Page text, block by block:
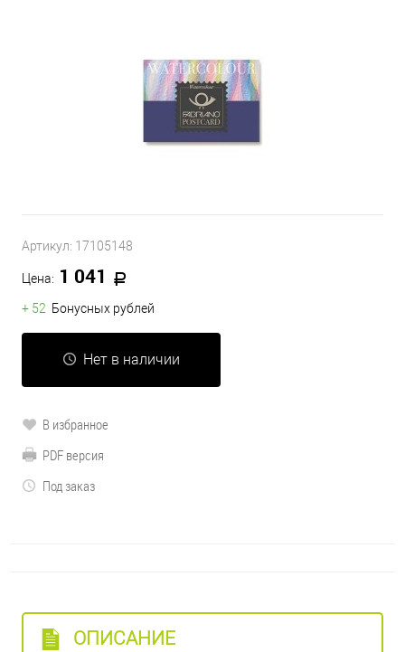
Артикул: 17105148
Цена: 1 041
+ 52 Бонусных рублей
Нет в наличии
В избранное
PDF версия
Под заказ
ОПИСАНИЕ